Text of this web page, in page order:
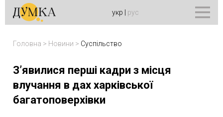
укр рус
Головна > Новини > Суспільство
Зʼявилися перші кадри з місця
влучання в дах харківської
багатоповерхівки